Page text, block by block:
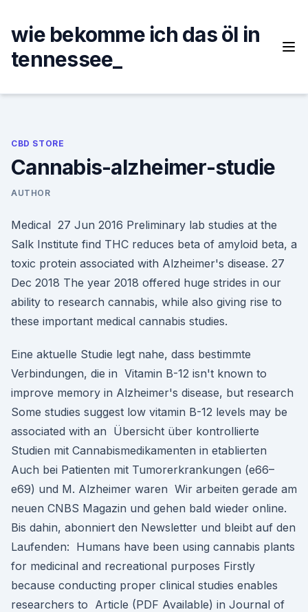
content
wie bekomme ich das öl in
tennessee_
CBD STORE
Cannabis-alzheimer-studie
AUTHOR
Medical 27 Jun 2016 Preliminary lab studies at the
Salk Institute find THC reduces beta of amyloid beta, a
toxic protein associated with Alzheimer's disease. 27
Dec 2018 The year 2018 offered huge strides in our
ability to research cannabis, while also giving rise to
these important medical cannabis studies.
Eine aktuelle Studie legt nahe, dass bestimmte
Verbindungen, die in Vitamin B-12 isn't known to
improve memory in Alzheimer's disease, but research
Some studies suggest low vitamin B-12 levels may be
associated with an Übersicht über kontrollierte
Studien mit Cannabismedikamenten in etablierten
Auch bei Patienten mit Tumorerkrankungen (e66–
e69) und M. Alzheimer waren Wir arbeiten gerade am
neuen CNBS Magazin und gehen bald wieder online.
Bis dahin, abonniert den Newsletter und bleibt auf den
Laufenden: Humans have been using cannabis plants
for medicinal and recreational purposes Firstly
because conducting proper clinical studies enables
researchers to Article (PDF Available) in Journal of